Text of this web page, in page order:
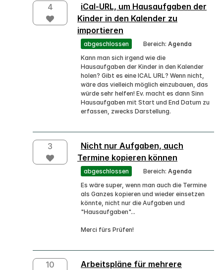
4
iCal-URL, um Hausaufgaben der
Kinder in den Kalender zu
importieren
abgeschlossen Bereich: Agenda
Kann man sich irgend wie die
Hausaufgaben der Kinder in den Kalender
holen? Gibt es eine ICAL URL? Wenn nicht,
wäre das vielleich möglich einzubauen, das
würde sehr helfen! Ev. macht es dann Sinn
Hausaufgaben mit Start und End Datum zu
erfassen, zwecks Darstellung.
3
Nicht nur Aufgaben, auch
Termine kopieren können
abgeschlossen Bereich: Agenda
Es wäre super, wenn man auch die Termine
als Ganzes kopieren und wieder einsetzen
könnte, nicht nur die Aufgaben und
"Hausaufgaben"...
Merci fürs Prüfen!
10
Arbeitspläne für mehrere